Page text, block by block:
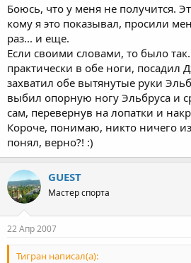
Боюсь, что у меня не получится.
кому я это показывал, просили
раз... и еще.
Если своими словами, то было
практически в обе ноги, посадил
захватил обе вытянутые руки
выбил опорную ногу Эльбруса и
сам, перевернув на лопатки и
Короче, понимаю, никто ничего из
понял, верно?! :)
GUEST
Мастер спорта
22 Апр 2007
Тигран написал(а):